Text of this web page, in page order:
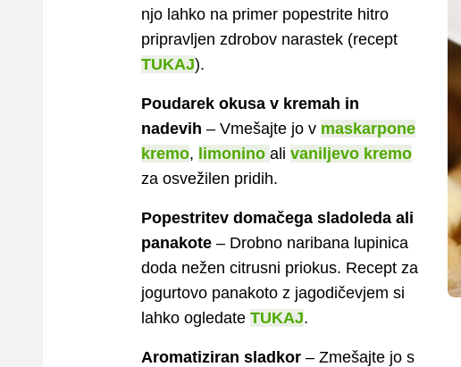
njo lahko na primer popestrite hitro
pripravljen zdrobov narastek (recept
TUKAJ).
Poudarek okusa v kremah in
nadevih – Vmešajte jo v maskarpone
kremo, limonino ali vaniljevo kremo
za osvežilen pridih.
Popestritev domačega sladoleda ali
panakote – Drobno naribana lupinica
doda nežen citrusni priokus. Recept za
jogurtovo panakoto z jagodičevjem si
lahko ogledate TUKAJ.
Aromatiziran sladkor – Zmešajte jo s